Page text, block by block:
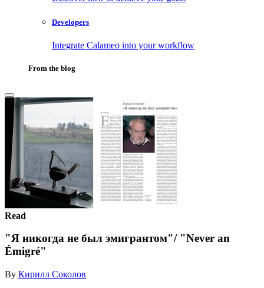
Developers
Integrate Calameo into your workflow
From the blog
Read
"Я никогда не был эмигрантом"/ "Never an
Émigré"
By Кирилл Соколов